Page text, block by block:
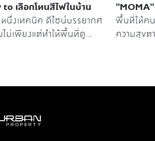
เลือกโทนสีไฟในบ้าน
หนึ่งเทคนิค ดีไซน์บรรยากศ
ม่เพียงแต่ทำให้พื้นที่ดู
เคลวิน (K) ที่ส่งผลต่ออารมณ์
"MOMA"
พื้นที่ให้ค
ความสุข
พร้อมรับแ